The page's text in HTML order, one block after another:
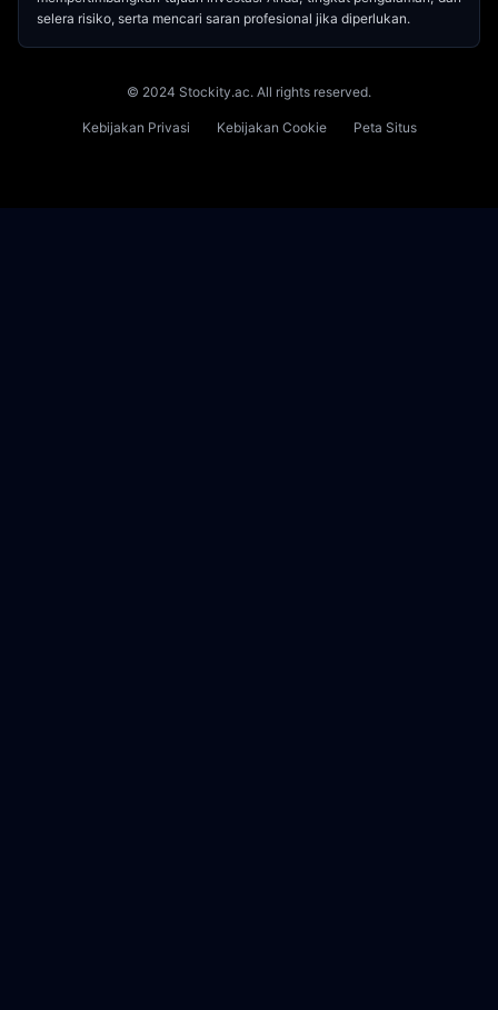
selera risiko, serta mencari saran profesional jika diperlukan.
© 2024 Stockity.ac. All rights reserved.
Kebijakan Privasi Kebijakan Cookie Peta Situs